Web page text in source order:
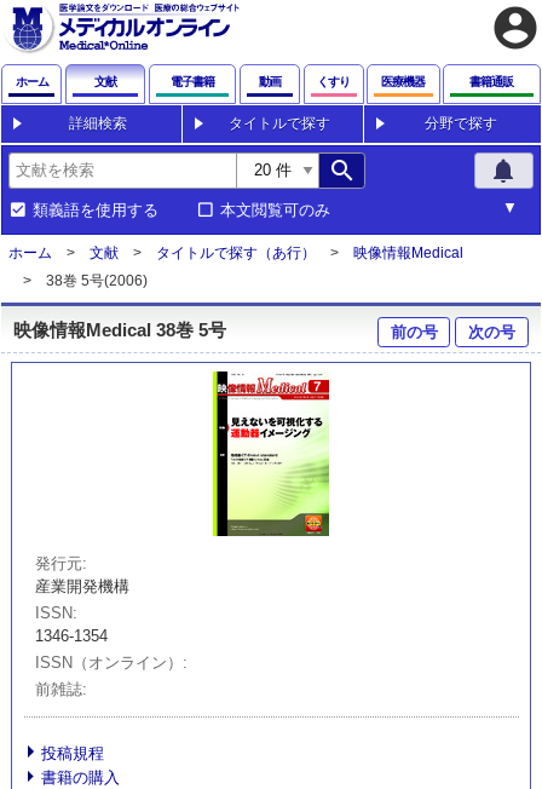
account_circle
ホーム 文献 電子書籍 動画 くすり 医療機器 書籍通販
詳細検索 タイトルで探す 分野で探す
search notifications
類義語を使用する 本文閲覧可のみ
ホーム 文献 タイトルで探す（あ行）
映像情報Medical
38巻 5号(2006)
映像情報Medical 38巻 5号 前の号 次の号
発行元
産業開発機構
ISSN
1346-1354
ISSN（オンライン）
前雑誌
投稿規程
書籍の購入